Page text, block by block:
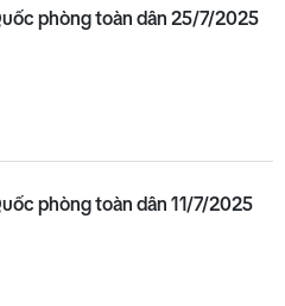
phòng toàn dân 25/7/2025
phòng toàn dân 11/7/2025